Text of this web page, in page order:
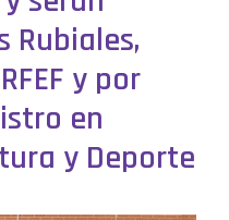
Rubiales,
y por
en
y Deporte